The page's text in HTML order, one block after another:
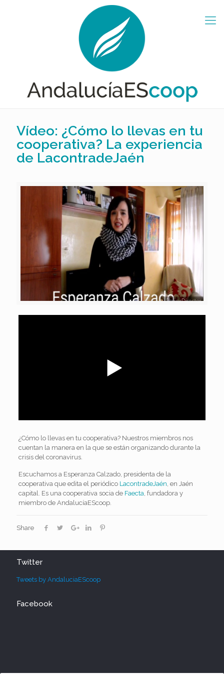
Vídeo: ¿Cómo lo llevas en tu
cooperativa? La experiencia
de LacontradeJaén
¿Cómo lo llevas en tu cooperativa? Nuestros miembros nos
cuentan la manera en la que se están organizando durante la
crisis del coronavirus.
Escuchamos a Esperanza Calzado, presidenta de la
cooperativa que edita el periódico LacontradeJaén , en Jaén
capital. Es una cooperativa socia de Faecta , fundadora y
miembro de AndalucíaEScoop.
Share
Twitter
Tweets by AndaluciaEScoop
Facebook